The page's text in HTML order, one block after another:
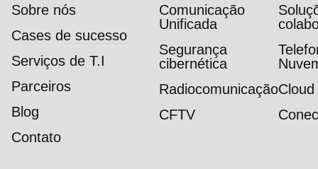
Sobre nós
Cases de sucesso
Serviços de T.I
Parceiros
Blog
Contato
Comunicação
Unificada
Segurança
cibernética
RadiocomunicaçãoCloud
CFTV